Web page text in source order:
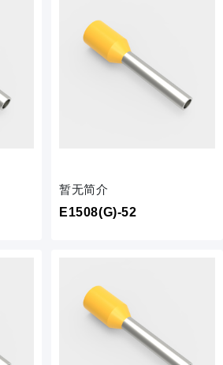
暂无简介
E1508(G)-52